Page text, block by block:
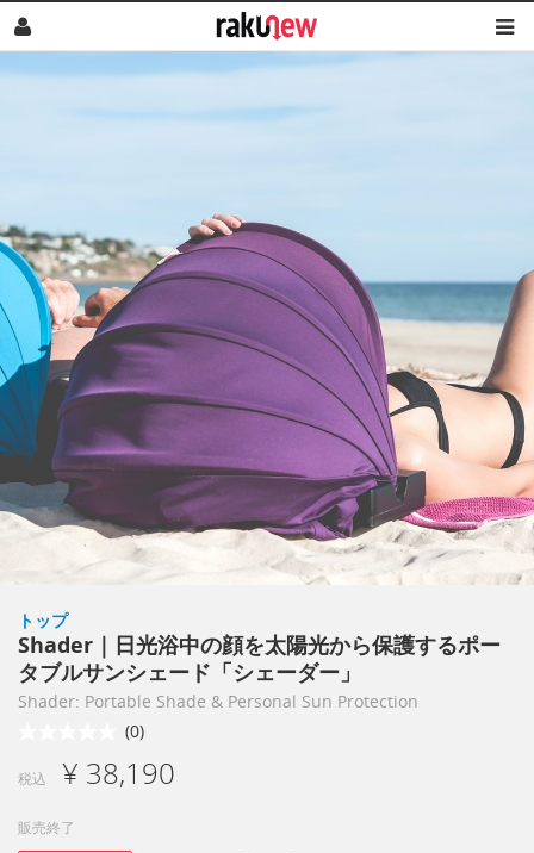
トップ
Shader｜日光浴中の顔を太陽光から保護するポー
タブルサンシェード「シェーダー」
Shader: Portable Shade & Personal Sun Protection
(0)
税込 ¥ 38,190
販売終了